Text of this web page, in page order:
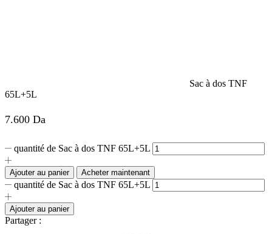
Sac à dos TNF
65L+5L
7.600 Da
quantité de Sac à dos TNF 65L+5L
Ajouter au panier Acheter maintenant
quantité de Sac à dos TNF 65L+5L
Ajouter au panier
Partager :